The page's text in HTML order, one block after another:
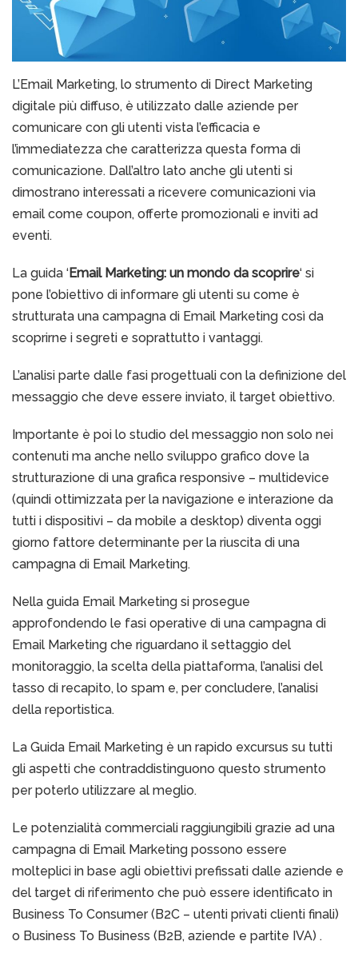
L’Email Marketing, lo strumento di Direct Marketing
digitale più diffuso, è utilizzato dalle aziende per
comunicare con gli utenti vista l’efficacia e
l’immediatezza che caratterizza questa forma di
comunicazione. Dall’altro lato anche gli utenti si
dimostrano interessati a ricevere comunicazioni via
email come coupon, offerte promozionali e inviti ad
eventi.
La guida ‘Email Marketing: un mondo da scoprire‘ si
pone l’obiettivo di informare gli utenti su come è
strutturata una campagna di Email Marketing così da
scoprirne i segreti e soprattutto i vantaggi.
L’analisi parte dalle fasi progettuali con la definizione del
messaggio che deve essere inviato, il target obiettivo.
Importante è poi lo studio del messaggio non solo nei
contenuti ma anche nello sviluppo grafico dove la
strutturazione di una grafica responsive – multidevice
(quindi ottimizzata per la navigazione e interazione da
tutti i dispositivi – da mobile a desktop) diventa oggi
giorno fattore determinante per la riuscita di una
campagna di Email Marketing.
Nella guida Email Marketing si prosegue
approfondendo le fasi operative di una campagna di
Email Marketing che riguardano il settaggio del
monitoraggio, la scelta della piattaforma, l’analisi del
tasso di recapito, lo spam e, per concludere, l’analisi
della reportistica.
La Guida Email Marketing è un rapido excursus su tutti
gli aspetti che contraddistinguono questo strumento
per poterlo utilizzare al meglio.
Le potenzialità commerciali raggiungibili grazie ad una
campagna di Email Marketing possono essere
molteplici in base agli obiettivi prefissati dalle aziende e
del target di riferimento che può essere identificato in
Business To Consumer (B2C – utenti privati clienti finali)
o Business To Business (B2B, aziende e partite IVA) .